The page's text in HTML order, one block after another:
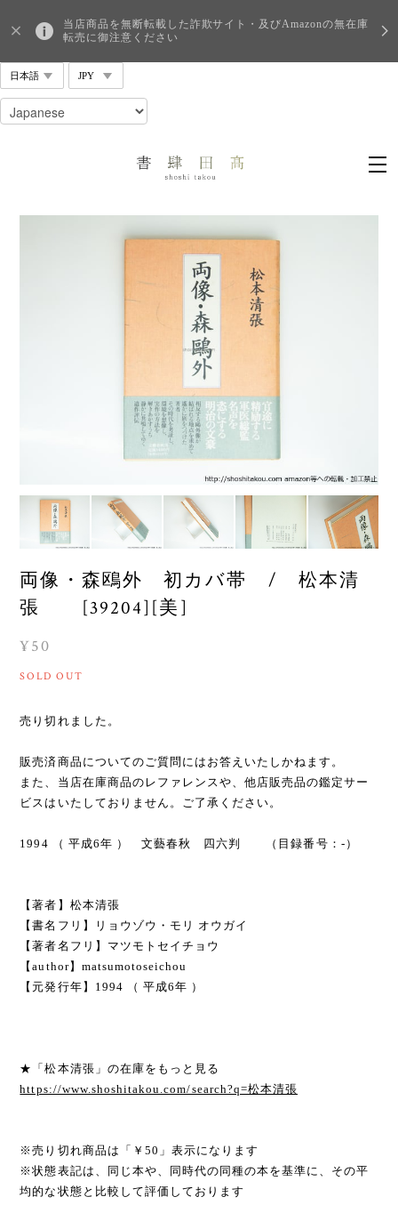
当店商品を無断転載した詐欺サイト・及びAmazonの無在庫
転売に御注意ください
両像・森鴎外 初カバ帯 / 松本清
張 [39204][美]
¥50
SOLD OUT
売り切れました。
販売済商品についてのご質問にはお答えいたしかねます。
また、当店在庫商品のレファレンスや、他店販売品の鑑定サー
ビスはいたしておりません。ご了承ください。
1994 （ 平成6年 ） 文藝春秋 四六判 （目録番号：-）
【著者】松本清張
【書名フリ】リョウゾウ・モリ オウガイ
【著者名フリ】マツモトセイチョウ
【author】matsumotoseichou
【元発行年】1994 （ 平成6年 ）
★「松本清張」の在庫をもっと見る
https://www.shoshitakou.com/search?q=松本清張
※売り切れ商品は「￥50」表示になります
※状態表記は、同じ本や、同時代の同種の本を基準に、その平
均的な状態と比較して評価しております